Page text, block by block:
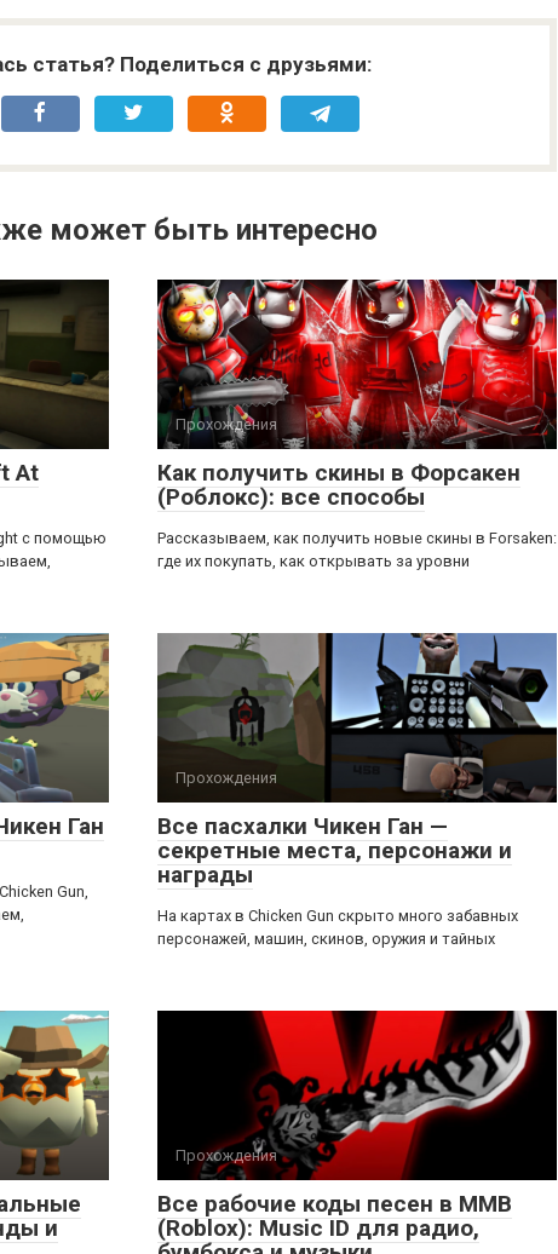
статья? Поделиться с друзьями:
может быть интересно
At
с помощью
Прохождения
Как получить скины в Форсакен
(Роблокс): все способы
Рассказываем, как получить новые скины в Forsaken:
где их покупать, как открывать за уровни
Ган
Gun,
Прохождения
Все пасхалки Чикен Ган —
секретные места, персонажи и
награды
На картах в Chicken Gun скрыто много забавных
персонажей, машин, скинов, оружия и тайных
и
Прохождения
Все рабочие коды песен в ММВ
(Roblox): Music ID для радио,